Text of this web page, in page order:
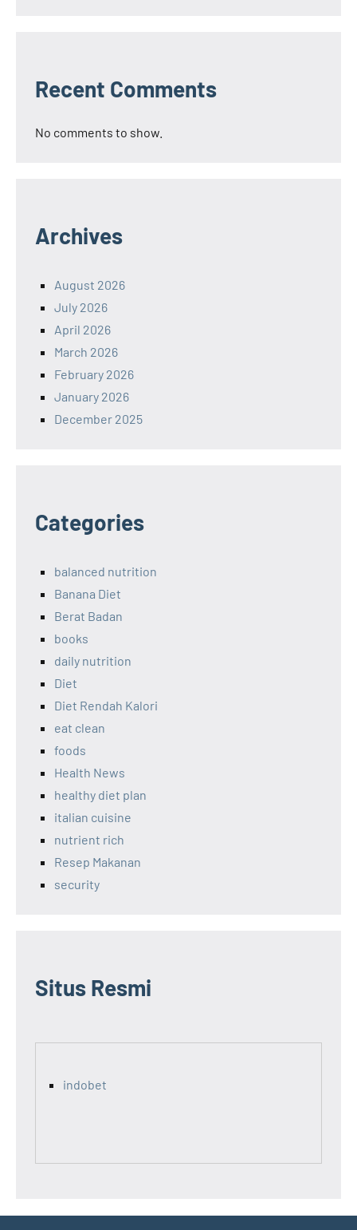
Recent Comments
No comments to show.
Archives
August 2026
July 2026
April 2026
March 2026
February 2026
January 2026
December 2025
Categories
balanced nutrition
Banana Diet
Berat Badan
books
daily nutrition
Diet
Diet Rendah Kalori
eat clean
foods
Health News
healthy diet plan
italian cuisine
nutrient rich
Resep Makanan
security
Situs Resmi
indobet